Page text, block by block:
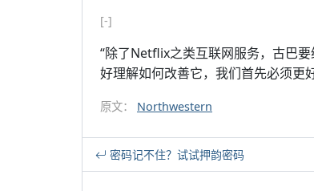
[-]
“除了Netflix之类互联网服务，古巴
好理解如何改善它，我们首先必须更
原文： Northwestern
密码记不住？试试押韵密码